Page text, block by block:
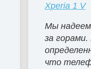
Xperia 1 V
Мы
за
что